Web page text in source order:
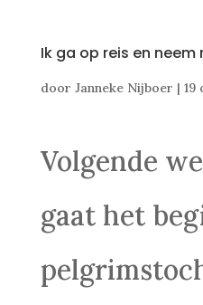
Ik ga op reis en neem
door Janneke Nijboer | 19
Volgende
gaat het